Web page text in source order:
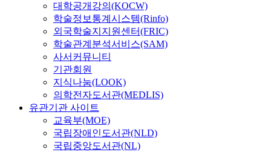
대학공개강의(KOCW)
학술정보통계시스템(Rinfo)
외국학술지지원센터(FRIC)
학술관계분석서비스(SAM)
사서커뮤니티
기관회원
지식나눔(LOOK)
의학전자도서관(MEDLIS)
유관기관 사이트
교육부(MOE)
국립장애인도서관(NLD)
국립중앙도서관(NL)